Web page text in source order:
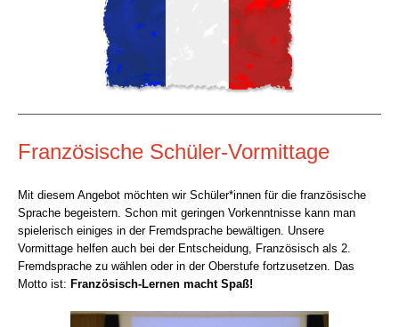
Französische Schüler-Vormittage
Mit diesem Angebot möchten wir Schüler*innen für die französische
Sprache begeistern. Schon mit geringen Vorkenntnisse kann man
spielerisch einiges in der Fremdsprache bewältigen. Unsere
Vormittage helfen auch bei der Entscheidung, Französisch als 2.
Fremdsprache zu wählen oder in der Oberstufe fortzusetzen. Das
Motto ist: Französisch-Lernen macht Spaß!